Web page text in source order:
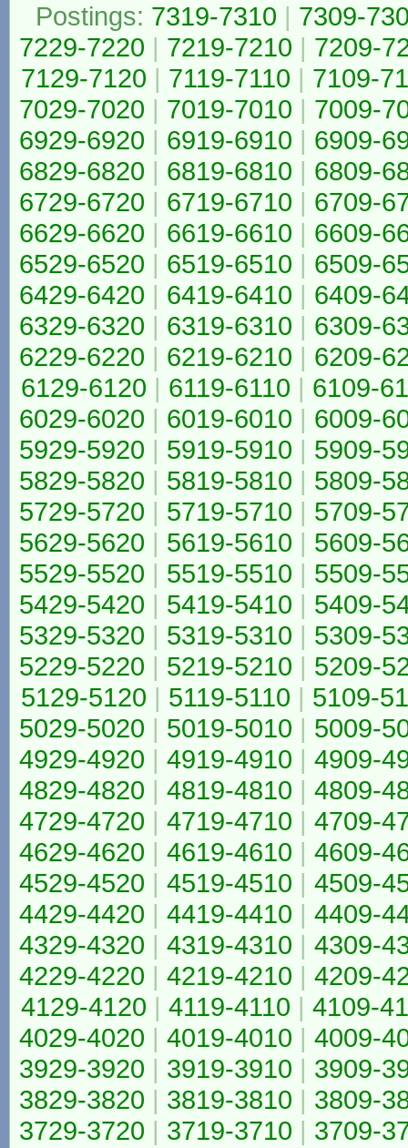
Postings: 7319-7310 | 7309-
7229-7220 | 7219-7210 | 7209-
7129-7120 | 7119-7110 | 7109-
7029-7020 | 7019-7010 | 7009-
6929-6920 | 6919-6910 | 6909-
6829-6820 | 6819-6810 | 6809-
6729-6720 | 6719-6710 | 6709-
6629-6620 | 6619-6610 | 6609-
6529-6520 | 6519-6510 | 6509-
6429-6420 | 6419-6410 | 6409-
6329-6320 | 6319-6310 | 6309-
6229-6220 | 6219-6210 | 6209-
6129-6120 | 6119-6110 | 6109-
6029-6020 | 6019-6010 | 6009-
5929-5920 | 5919-5910 | 5909-
5829-5820 | 5819-5810 | 5809-
5729-5720 | 5719-5710 | 5709-
5629-5620 | 5619-5610 | 5609-
5529-5520 | 5519-5510 | 5509-
5429-5420 | 5419-5410 | 5409-
5329-5320 | 5319-5310 | 5309-
5229-5220 | 5219-5210 | 5209-
5129-5120 | 5119-5110 | 5109-
5029-5020 | 5019-5010 | 5009-
4929-4920 | 4919-4910 | 4909-
4829-4820 | 4819-4810 | 4809-
4729-4720 | 4719-4710 | 4709-
4629-4620 | 4619-4610 | 4609-
4529-4520 | 4519-4510 | 4509-
4429-4420 | 4419-4410 | 4409-
4329-4320 | 4319-4310 | 4309-
4229-4220 | 4219-4210 | 4209-
4129-4120 | 4119-4110 | 4109-
4029-4020 | 4019-4010 | 4009-
3929-3920 | 3919-3910 | 3909-
3829-3820 | 3819-3810 | 3809-
3729-3720 | 3719-3710 | 3709-